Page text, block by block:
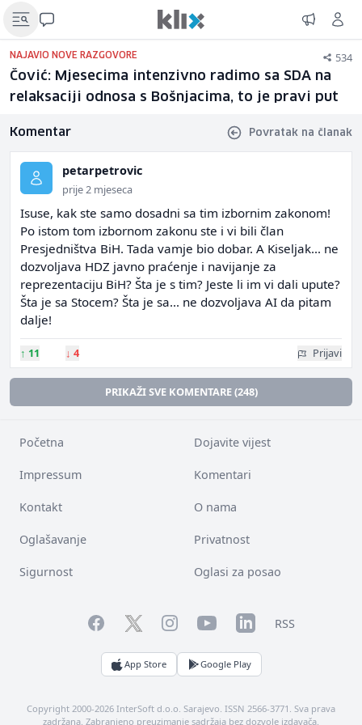
NAJAVIO NOVE RAZGOVORE 534
Čović: Mjesecima intenzivno radimo sa SDA na
relaksaciji odnosa s Bošnjacima, to je pravi put
Komentar Povratak na članak
petarpetrovic
prije 2 mjeseca
Isuse, kak ste samo dosadni sa tim izbornim zakonom!
Po istom tom izbornom zakonu ste i vi bili član
Presjedništva BiH. Tada vamje bio dobar. A Kiseljak... ne
dozvoljava HDZ javno praćenje i navijanje za
reprezentaciju BiH? Šta je s tim? Jeste li im vi dali upute?
Šta je sa Stocem? Šta je sa... ne dozvoljava AI da pitam
dalje!
↑ 11 ↓ 4 Prijavi
PRIKAŽI SVE KOMENTARE (248)
Početna Dojavite vijest
Impressum Komentari
Kontakt O nama
Oglašavanje Privatnost
Sigurnost Oglasi za posao
FacebookTwitterInstagramYouTubeLinkedInRSS
App Store Google Play
Copyright 2000-2026 InterSoft d.o.o. Sarajevo. ISSN 2566-3771. Sva prava
zadržana. Zabranjeno preuzimanje sadržaja bez dozvole izdavača.